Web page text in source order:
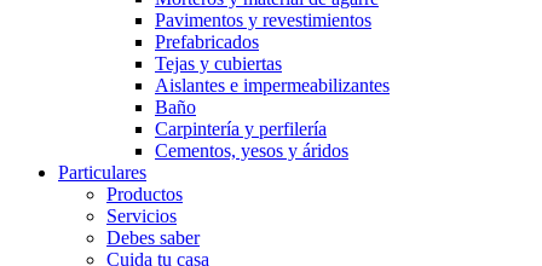
Pavimentos y revestimientos
Prefabricados
Tejas y cubiertas
Aislantes e impermeabilizantes
Baño
Carpintería y perfilería
Cementos, yesos y áridos
Particulares
Productos
Servicios
Debes saber
Cuida tu casa